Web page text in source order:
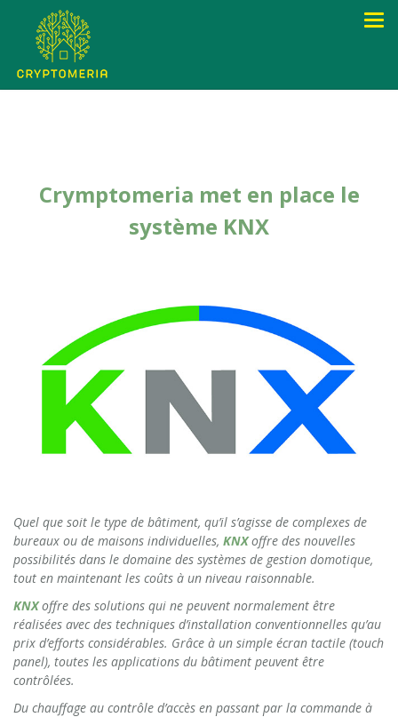
Crymptomeria met en place le
système KNX
Quel que soit le type de bâtiment, qu’il s’agisse de complexes de
bureaux ou de maisons individuelles, KNXoffre des nouvelles
possibilités dans le domaine des systèmes de gestion domotique,
tout en maintenant les coûts à un niveau raisonnable.
KNXoffre des solutions qui ne peuvent normalement être
réalisées avec des techniques d’installation conventionnelles qu’au
prix d’efforts considérables. Grâce à un simple écran tactile (touch
panel), toutes les applications du bâtiment peuvent être
contrôlées.
Du chauffage au contrôle d’accès en passant par la commande à